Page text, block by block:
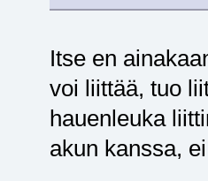
Itse en
voi liittää, tuo
hauenleuka
akun kanssa,